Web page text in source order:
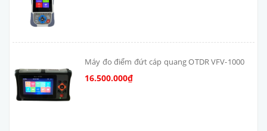
Máy đo điểm đứt cáp quang OTDR VFV-1000
16.500.000₫